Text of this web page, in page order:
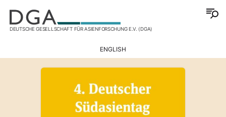
DEUTSCHE GESELLSCHAFT FÜR ASIENFORSCHUNG E.V. (DGA)
ENGLISH